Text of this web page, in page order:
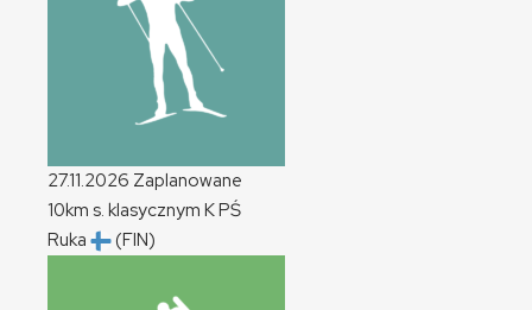
27.11.2026 Zaplanowane
10km s. klasycznym KPŚ
Ruka
(FIN)